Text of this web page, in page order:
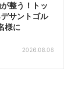
整う！トッ
サントゴル
様に
2026.08.08